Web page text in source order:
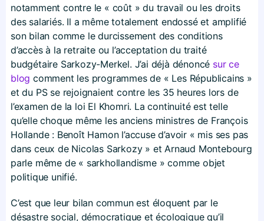
notamment contre le « coût » du travail ou les droits
des salariés. Il a même totalement endossé et amplifié
son bilan comme le durcissement des conditions
d’accès à la retraite ou l’acceptation du traité
budgétaire Sarkozy-Merkel. J’ai déjà dénoncé sur ce
blog comment les programmes de « Les Républicains »
et du PS se rejoignaient contre les 35 heures lors de
l’examen de la loi El Khomri. La continuité est telle
qu’elle choque même les anciens ministres de François
Hollande : Benoît Hamon l’accuse d’avoir « mis ses pas
dans ceux de Nicolas Sarkozy » et Arnaud Montebourg
parle même de « sarkhollandisme » comme objet
politique unifié.
C’est que leur bilan commun est éloquent par le
désastre social, démocratique et écologique qu’il